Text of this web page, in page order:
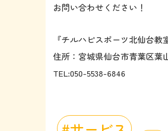
お問い合わせください！
『チルハピスポーツ北仙台教
住所：宮城県仙台市青葉区葉
TEL:050-5538-6846